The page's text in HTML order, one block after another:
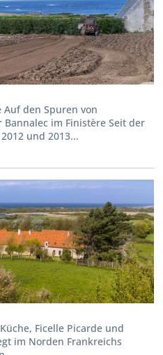
Auf den Spuren von
im Finistère Seit der
und 2013...
Ficelle Picarde und
im Norden Frankreichs